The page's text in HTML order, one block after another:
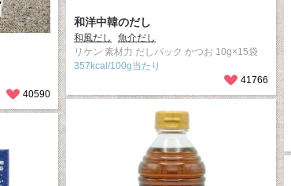
和洋中韓のだし
和風だし
魚介だし
リケン 素材力 だしパック かつお 10g×15袋
357kcal/100g当たり
41766
40590